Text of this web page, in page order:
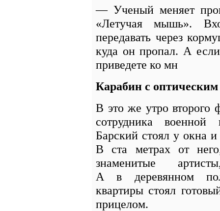
— Ученый меняет
«Летучая мышь».
передавать через
куда он пропал. А
приведете ко мн
Карабин с
В это же утро второго
сотрудника военной
Барский стоял у окна
В ста метрах от
знаменитые
А в деревянном
квартиры стоял
прицелом.